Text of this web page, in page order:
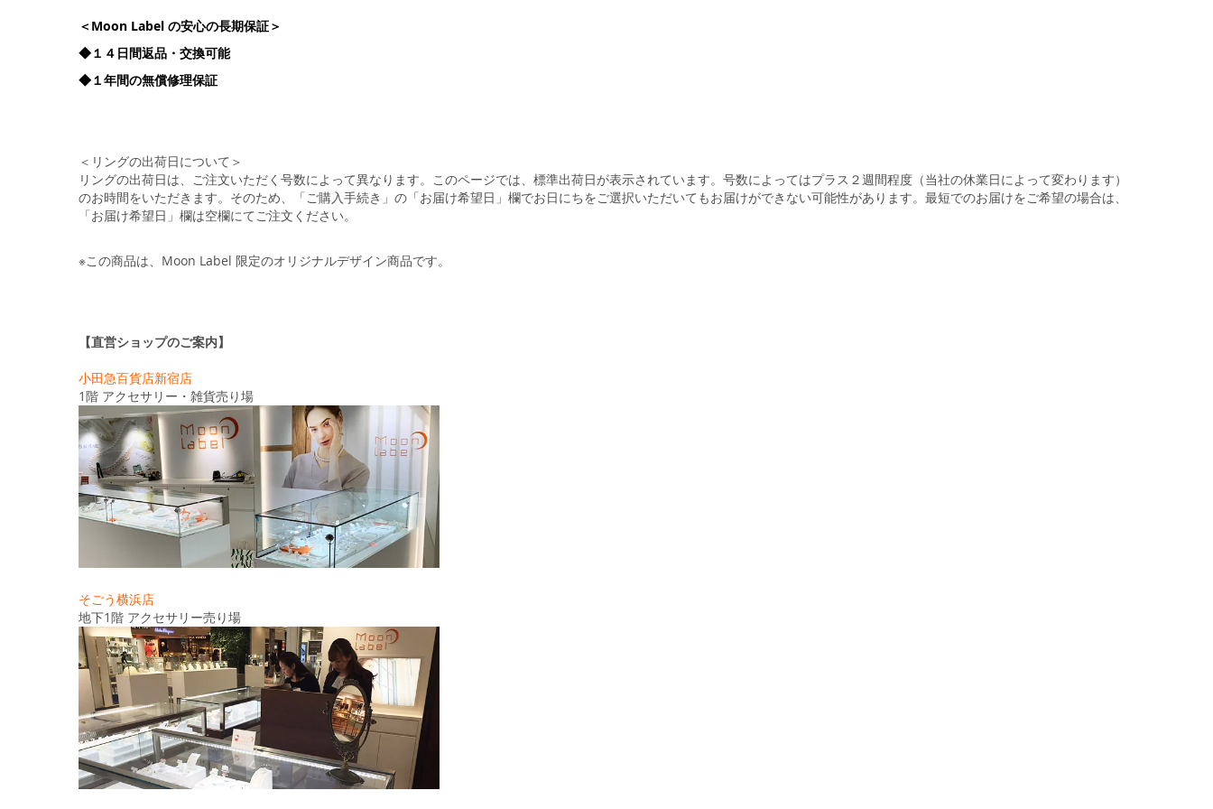
＜Moon Label の安心の長期保証＞
◆１４日間返品・交換可能
◆１年間の無償修理保証
＜リングの出荷日について＞
リングの出荷日は、ご注文いただく号数によって異なります。このページでは、標準出荷日が表示されています。号数によってはプラス２週間程度（当社の休業日によって変わります）
のお時間をいただきます。そのため、「ご購入手続き」の「お届け希望日」欄でお日にちをご選択いただいてもお届けができない可能性があります。最短でのお届けをご希望の場合は、
「お届け希望日」欄は空欄にてご注文ください。
※この商品は、Moon Label 限定のオリジナルデザイン商品です。
【直営ショップのご案内】
小田急百貨店新宿店
1階 アクセサリー・雑貨売り場
そごう横浜店
地下1階 アクセサリー売り場